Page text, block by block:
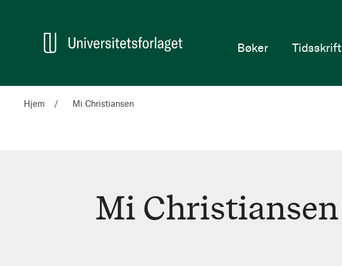
Hjem
Bøker Tidsskrift
Hjem Mi Christiansen
Mi Christiansen